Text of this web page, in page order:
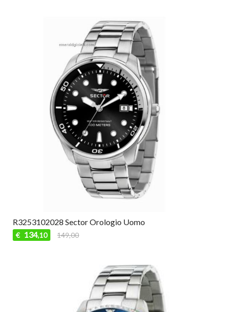
R3253102028 Sector Orologio Uomo
€ 134,10 149,00